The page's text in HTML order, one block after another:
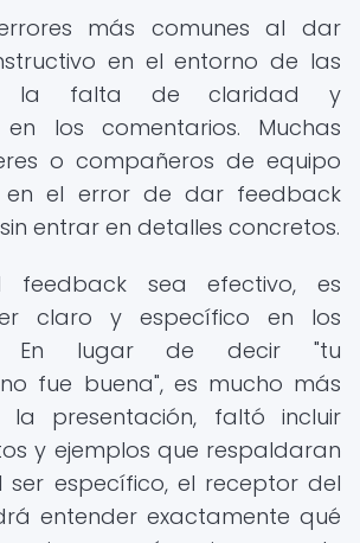
más comunes al dar
en el entorno de las
la falta de claridad y
en los comentarios. Muchas
o compañeros de equipo
en el error de dar feedback
entrar en detalles concretos.
sea efectivo, es
claro y específico en los
En lugar de decir "tu
fue buena", es mucho más
presentación, faltó incluir
y ejemplos que respaldaran
ser específico, el receptor del
entender exactamente qué